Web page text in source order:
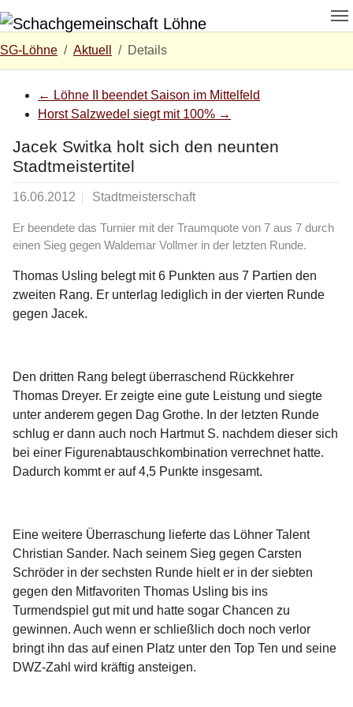
SG-Löhne Aktuell Details
← Löhne II beendet Saison im Mittelfeld
Horst Salzwedel siegt mit 100% →
Jacek Switka holt sich den neunten
Stadtmeistertitel
16.06.2012 Stadtmeisterschaft
Er beendete das Turnier mit der Traumquote von 7 aus 7 durch
einen Sieg gegen Waldemar Vollmer in der letzten Runde.
Thomas Usling belegt mit 6 Punkten aus 7 Partien den
zweiten Rang. Er unterlag lediglich in der vierten Runde
gegen Jacek.
Den dritten Rang belegt überraschend Rückkehrer
Thomas Dreyer. Er zeigte eine gute Leistung und siegte
unter anderem gegen Dag Grothe. In der letzten Runde
schlug er dann auch noch Hartmut S. nachdem dieser sich
bei einer Figurenabtauschkombination verrechnet hatte.
Dadurch kommt er auf 4,5 Punkte insgesamt.
Eine weitere Überraschung lieferte das Löhner Talent
Christian Sander. Nach seinem Sieg gegen Carsten
Schröder in der sechsten Runde hielt er in der siebten
gegen den Mitfavoriten Thomas Usling bis ins
Turmendspiel gut mit und hatte sogar Chancen zu
gewinnen. Auch wenn er schließlich doch noch verlor
bringt ihn das auf einen Platz unter den Top Ten und seine
DWZ-Zahl wird kräftig ansteigen.